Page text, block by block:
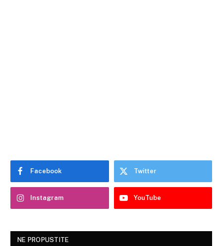
Facebook Twitter
Instagram YouTube
NE PROPUSTITE